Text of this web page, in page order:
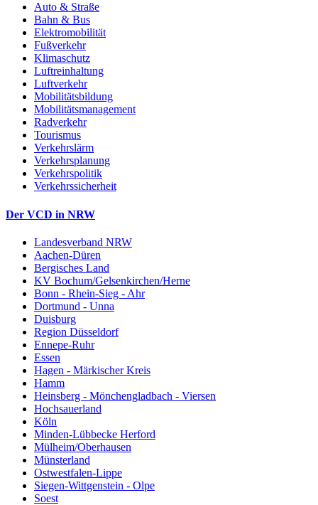
Auto & Straße
Bahn & Bus
Elektromobilität
Fußverkehr
Klimaschutz
Luftreinhaltung
Luftverkehr
Mobilitätsbildung
Mobilitätsmanagement
Radverkehr
Tourismus
Verkehrslärm
Verkehrsplanung
Verkehrspolitik
Verkehrssicherheit
Der VCD in NRW
Landesverband NRW
Aachen-Düren
Bergisches Land
KV Bochum/Gelsenkirchen/Herne
Bonn - Rhein-Sieg - Ahr
Dortmund - Unna
Duisburg
Region Düsseldorf
Ennepe-Ruhr
Essen
Hagen - Märkischer Kreis
Hamm
Heinsberg - Mönchengladbach - Viersen
Hochsauerland
Köln
Minden-Lübbecke Herford
Mülheim/Oberhausen
Münsterland
Ostwestfalen-Lippe
Siegen-Wittgenstein - Olpe
Soest